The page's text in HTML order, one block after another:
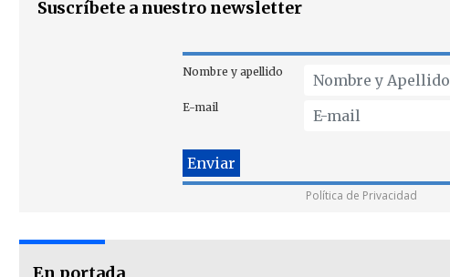
Suscríbete a nuestro newsletter
Nombre y apellido
E-mail
Política de Privacidad